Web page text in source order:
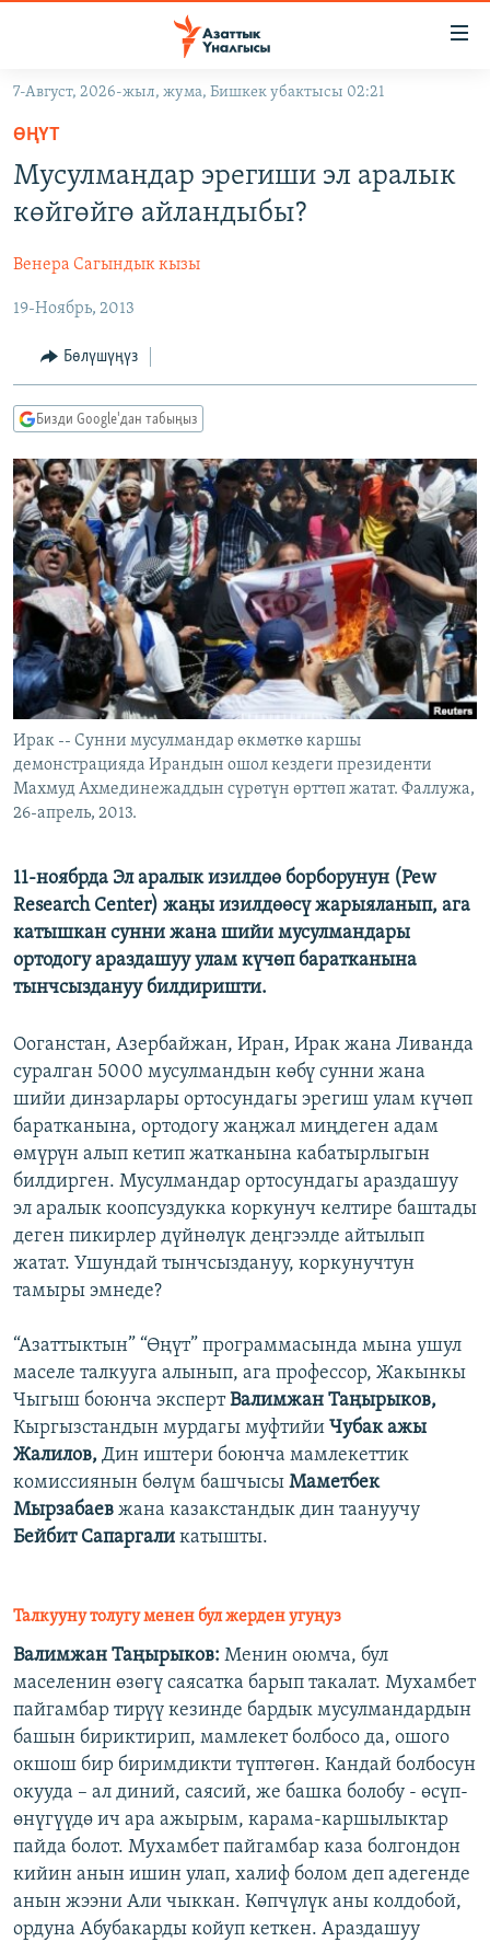
Навигацияга
өтүңүз
Издөөгө
салыңызКЫРГЫЗСТАН
ЭКОНОМИКА
МАДАНИЯТ
ДҮЙНӨ
БОРБОР АЗИЯ
АТАЙЫН ИЛИКТӨӨ
ТВ ПРОГРАММАЛАР
БҮГҮН АЗАТТЫКТА
БИЗ ЖАНА ДҮЙНӨ
ДАНИСТЕ
ЭЖЕ-СИҢДИЛЕР
АЗАТТЫК+
ЫҢГАЙСЫЗ СУРООЛОР
ПОДКАСТ
ӨЗГӨЧӨ ПИКИР
ОНЛАЙН ШЕРИНЕ
ЭЕ/АРнун бардык сайттары
7-Август, 2026-жыл, жума, Бишкек убактысы 02:21
ӨҢҮТ
Мусулмандар эрегиши эл аралык
көйгөйгө айландыбы?
Венера Сагындык кызы
19-Ноябрь, 2013
Бөлүшүңүз
Бизди Google'дан табыңыз
Ирак -- Сунни мусулмандар өкмөткө каршы
демонстрацияда Ирандын ошол кездеги президенти
Махмуд Ахмединежаддын сүрөтүн өрттөп жатат. Фаллужа,
26-апрель, 2013.
11-ноябрда Эл аралык изилдөө борборунун (Pew
Research Center) жаңы изилдөөсү жарыяланып, ага
катышкан сунни жана шийи мусулмандары
ортодогу араздашуу улам күчөп баратканына
тынчсыздануу билдиришти.
Ооганстан, Азербайжан, Иран, Ирак жана Ливанда
суралган 5000 мусулмандын көбү сунни жана
шийи динзарлары ортосундагы эрегиш улам күчөп
баратканына, ортодогу жаңжал миңдеген адам
өмүрүн алып кетип жатканына кабатырлыгын
билдирген. Мусулмандар ортосундагы араздашуу
эл аралык коопсуздукка коркунуч келтире баштады
деген пикирлер дүйнөлүк деңгээлде айтылып
жатат. Ушундай тынчсыздануу, коркунучтун
тамыры эмнеде?
“Азаттыктын” “Өңүт” программасында мына ушул
маселе талкууга алынып, ага профессор, Жакынкы
Чыгыш боюнча экспертВалимжан Таңырыков,
Кыргызстандын мурдагы муфтийи Чубак ажы
Жалилов, Дин иштери боюнча мамлекеттик
комиссиянын бөлүм башчысы Маметбек
Мырзабаев жана казакстандык дин таануучу
Бейбит Сапаргали катышты.
Талкууну толугу менен бул жерден угуңуз
Валимжан Таңырыков: Менин оюмча, бул
маселенин өзөгү саясатка барып такалат. Мухамбет
пайгамбар тирүү кезинде бардык мусулмандардын
башын бириктирип, мамлекет болбосо да, ошого
окшош бир биримдикти түптөгөн. Кандай болбосун
окууда – ал диний, саясий, же башка болобу - өсүп-
өнүгүүдө ич ара ажырым, карама-каршылыктар
пайда болот. Мухамбет пайгамбар каза болгондон
кийин анын ишин улап, халиф болом деп адегенде
анын жээни Али чыккан. Көпчүлүк аны колдобой,
ордуна Абубакарды койуп кеткен. Араздашуу